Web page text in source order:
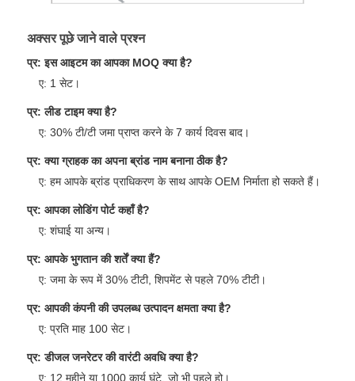
अक्सर पूछे जाने वाले प्रश्न
प्र: इस आइटम का आपका MOQ क्या है?
ए: 1 सेट।
प्र: लीड टाइम क्या है?
ए: 30% टी/टी जमा प्राप्त करने के 7 कार्य दिवस बाद।
प्र: क्या ग्राहक का अपना ब्रांड नाम बनाना ठीक है?
ए: हम आपके ब्रांड प्राधिकरण के साथ आपके OEM निर्माता हो सकते हैं।
प्र: आपका लोडिंग पोर्ट कहाँ है?
ए: शंघाई या अन्य।
प्र: आपके भुगतान की शर्तें क्या हैं?
ए: जमा के रूप में 30% टीटी, शिपमेंट से पहले 70% टीटी।
प्र: आपकी कंपनी की उपलब्ध उत्पादन क्षमता क्या है?
ए: प्रति माह 100 सेट।
प्र: डीजल जनरेटर की वारंटी अवधि क्या है?
ए: 12 महीने या 1000 कार्य घंटे, जो भी पहले हो।